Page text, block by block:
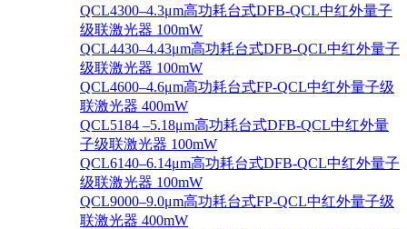
QCL4300–4.3μm高功耗台式DFB-QCL中红外量子
级联激光器 100mW
QCL4430–4.43μm高功耗台式DFB-QCL中红外量子
级联激光器 100mW
QCL4600–4.6μm高功耗台式FP-QCL中红外量子级
联激光器 400mW
QCL5184 –5.18μm高功耗台式DFB-QCL中红外量
子级联激光器 100mW
QCL6140–6.14μm高功耗台式DFB-QCL中红外量子
级联激光器 100mW
QCL9000–9.0μm高功耗台式FP-QCL中红外量子级
联激光器 400mW